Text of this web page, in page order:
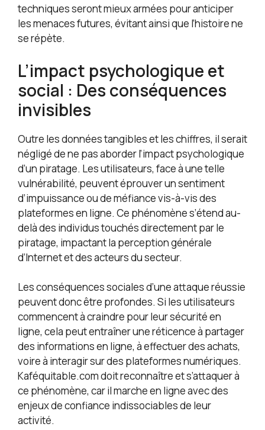
techniques seront mieux armées pour anticiper
les menaces futures, évitant ainsi que l’histoire ne
se répète.
L’impact psychologique et
social : Des conséquences
invisibles
Outre les données tangibles et les chiffres, il serait
négligé de ne pas aborder l’impact psychologique
d’un piratage. Les utilisateurs, face à une telle
vulnérabilité, peuvent éprouver un sentiment
d’impuissance ou de méfiance vis-à-vis des
plateformes en ligne. Ce phénomène s’étend au-
delà des individus touchés directement par le
piratage, impactant la perception générale
d’Internet et des acteurs du secteur.
Les conséquences sociales d’une attaque réussie
peuvent donc être profondes. Si les utilisateurs
commencent à craindre pour leur sécurité en
ligne, cela peut entraîner une réticence à partager
des informations en ligne, à effectuer des achats,
voire à interagir sur des plateformes numériques.
Kaféquitable.com doit reconnaître et s’attaquer à
ce phénomène, car il marche en ligne avec des
enjeux de confiance indissociables de leur
activité.